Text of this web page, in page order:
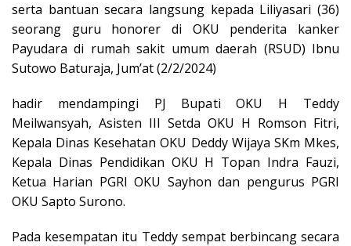
serta bantuan secara langsung kepada Liliyasari (36)
seorang guru honorer di OKU penderita kanker
Payudara di rumah sakit umum daerah (RSUD) Ibnu
Sutowo Baturaja, Jum’at (2/2/2024)
hadir mendampingi PJ Bupati OKU H Teddy
Meilwansyah, Asisten III Setda OKU H Romson Fitri,
Kepala Dinas Kesehatan OKU Deddy Wijaya SKm Mkes,
Kepala Dinas Pendidikan OKU H Topan Indra Fauzi,
Ketua Harian PGRI OKU Sayhon dan pengurus PGRI
OKU Sapto Surono.
Pada kesempatan itu Teddy sempat berbincang secara